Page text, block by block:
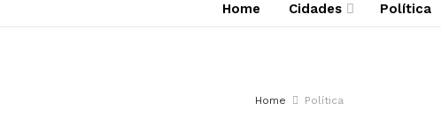
Home Cidades Política
Home Política